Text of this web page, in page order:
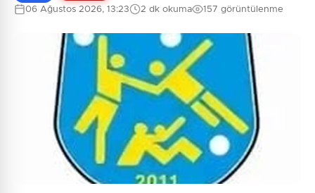
06 Ağustos 2026, 13:23 2 dk okuma 157 görüntülenme